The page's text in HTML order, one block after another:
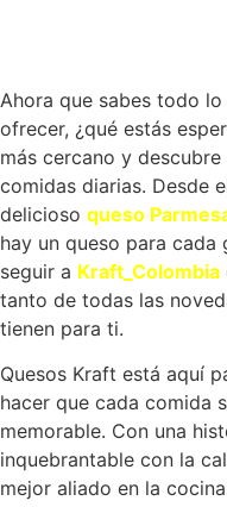
Ahora que sabes todo
ofrecer, ¿qué estás
más cercano y
comidas diarias. Desde
delicioso queso
hay un queso para cada
seguir a Kraft Colombia
tanto de todas las
tienen para ti.
Quesos Kraft está aquí
hacer que cada comida
memorable. Con una
inquebrantable con la
mejor aliado en la